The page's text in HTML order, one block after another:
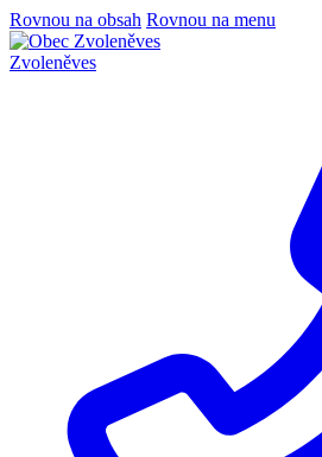
Rovnou na obsah Rovnou na menu
Zvoleněves